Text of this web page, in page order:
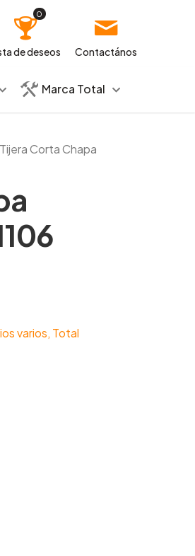
0
de deseos Contactános
Marca Total
Tijera Corta Chapa
varios, Total